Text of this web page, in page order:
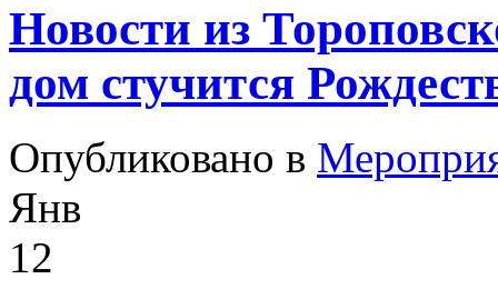
Новости из
дом стучится
Опубликовано в
Янв
12